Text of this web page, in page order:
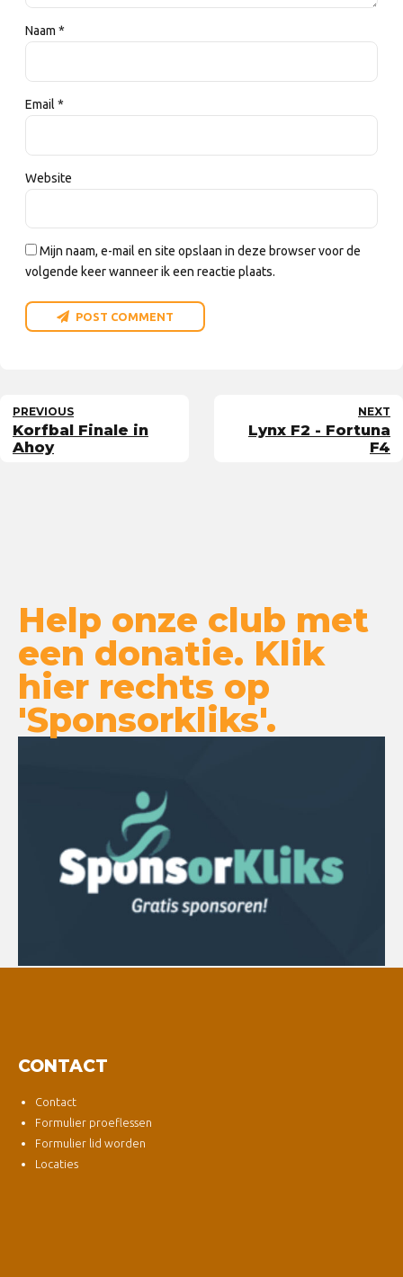
Naam *
Email *
Website
Mijn naam, e-mail en site opslaan in deze browser voor de
volgende keer wanneer ik een reactie plaats.
POST COMMENT
PREVIOUS
Korfbal Finale in
Ahoy
NEXT
Lynx F2 - Fortuna
F4
Help onze club met
een donatie. Klik
hier rechts op
'Sponsorkliks'.
CONTACT
Contact
Formulier proeflessen
Formulier lid worden
Locaties